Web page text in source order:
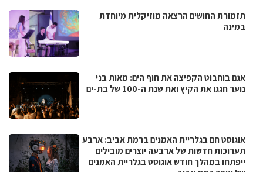
תזמורת החושים הרצאה מוזיקלית מיוחדת
במינה
אגם בוחבוט הקפיצה את חוף הים: מאות בני
נוער חגגו את הקיץ ואת שנת ה-100 של בת-ים
אוגוסט חם בגלריית האמנים ברמת אביב: ארבע
תערוכות חדשות של ארבעה יוצרים מובילים
ייפתחו במהלך חודש אוגוסט בגלריית האמנים